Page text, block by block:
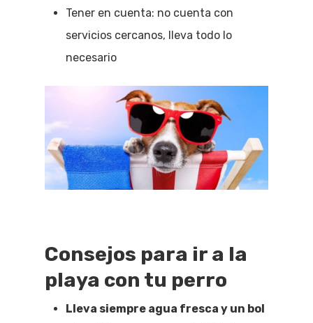
Tener en cuenta: no cuenta con
servicios cercanos, lleva todo lo
necesario
Consejos para ir a la
playa con tu perro
Lleva siempre agua fresca y un bol